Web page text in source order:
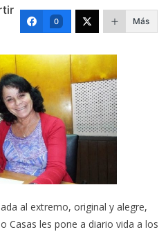
0 Más
al extremo, original y alegre,
Casas les pone a diario vida a los